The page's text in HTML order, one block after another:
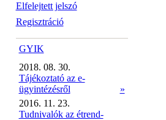
Elfelejtett jelszó
Regisztráció
GYIK
2018. 08. 30.
Tájékoztató az e-
ügyintézésről
»
2016. 11. 23.
Tudnivalók az étrend-